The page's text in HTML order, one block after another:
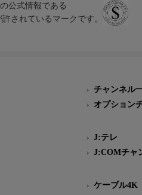
公式情報である
されているマークです。
チャンネル
オプション
J:テレ
J:COMチャ
ケーブル4K